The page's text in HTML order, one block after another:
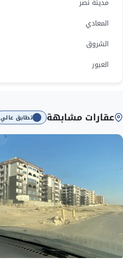
المعادي
الشروق
العبور
عقارات مشابهة تطابق عالي